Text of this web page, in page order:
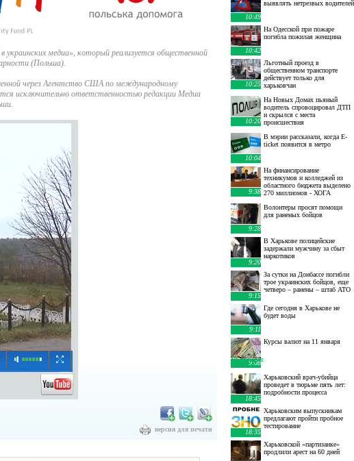
медиа», который реализуется общественной
(Польша).
через Агентство США по международному
исключительно ответственностью редакции Медиа
версия для печати
10:49
выявлять нетрезвых водителей
10:42
На Одесской при пожаре
погибла пожилая женщина
10:25
Льготный проезд в
общественном транспорте
действует только для
харьковчан
10:20
На Новых Домах пьяный
водитель спровоцировал ДТП
и скрылся с места
происшествия
10:04
В мэрии рассказали, когда E-
ticket появится в метро
9:38
На финансирование
техникумов и колледжей из
областного бюджета выделено
270 миллионов - ХОГА
9:28
Волонтеры просят помощи
для раненых бойцов
9:20
В Харькове полицейские
задержали мужчину за сбыт
наркотиков
9:15
За сутки на Донбассе погибли
трое украинских бойцов, еще
четверо – ранены – штаб АТО
9:11
Где сегодня в Харькове не
будет воды
9:08
Курсы валют на 11 января
10 января:
18:45
Харьковский врач-убийца
проведет в тюрьме пять лет:
подробности процесса
18:35
Харьковским выпускникам
предлагают пройти пробное
тестирование
Харьковской «партизанке»
продлили арест на 60 дней